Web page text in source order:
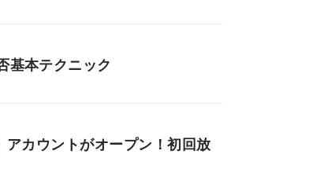
基本テクニック
カウントがオープン！初回放